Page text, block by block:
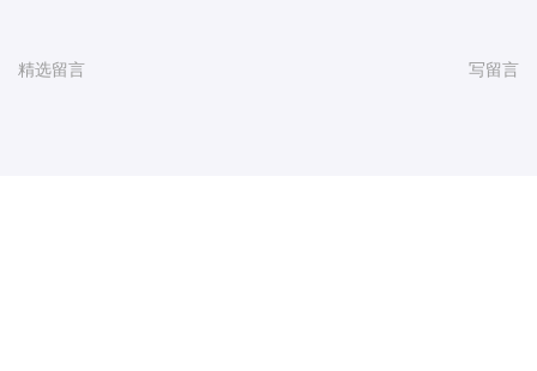
精选留言 写留言